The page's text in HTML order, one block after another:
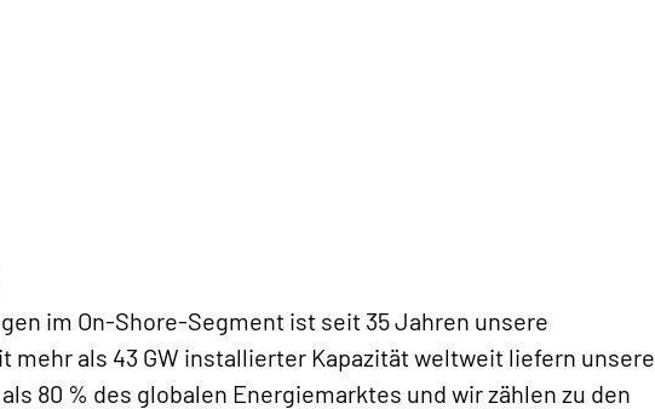
im On-Shore-Segment ist seit 35 Jahren unsere
mehr als 43 GW installierter Kapazität weltweit liefern unsere
80 % des globalen Energiemarktes und wir zählen zu den